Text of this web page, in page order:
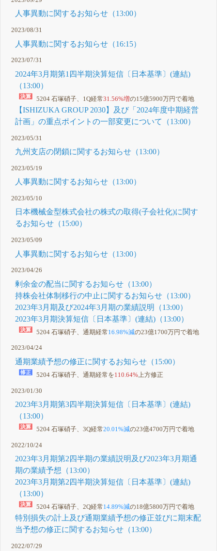
人事異動に関するお知らせ（13:00）
2023/08/31
人事異動に関するお知らせ（16:15）
2023/07/31
2024年3月期第1四半期決算短信〔日本基準〕(連結)
（13:00）
5204 石塚硝子、1Q経常31.56%増の15億5900万円で着地
【ISHIZUKA GROUP 2030】及び「2024年度中期経営
計画」の重点ポイントの一部変更について（13:00）
2023/05/31
九州支店の閉鎖に関するお知らせ（13:00）
2023/05/19
人事異動に関するお知らせ（13:00）
2023/05/10
日本機械金型株式会社の株式の取得(子会社化)に関す
るお知らせ（15:00）
2023/05/09
人事異動に関するお知らせ（13:00）
2023/04/26
剰余金の配当に関するお知らせ（13:00）
持株会社体制移行の中止に関するお知らせ（13:00）
2023年3月期及び2024年3月期の業績説明（13:00）
2023年3月期決算短信〔日本基準〕(連結)（13:00）
5204 石塚硝子、通期経常16.98%減の23億1700万円で着地
2023/04/24
通期業績予想の修正に関するお知らせ（15:00）
5204 石塚硝子、通期経常を110.64%上方修正
2023/01/30
2023年3月期第3四半期決算短信〔日本基準〕(連結)
（13:00）
5204 石塚硝子、3Q経常20.01%減の23億4700万円で着地
2022/10/24
2023年3月期第2四半期の業績説明及び2023年3月期通
期の業績予想（13:00）
2023年3月期第2四半期決算短信〔日本基準〕(連結)
（13:00）
5204 石塚硝子、2Q経常14.89%減の18億5800万円で着地
特別損失の計上及び通期業績予想の修正並びに期末配
当予想の修正に関するお知らせ（13:00）
2022/07/29